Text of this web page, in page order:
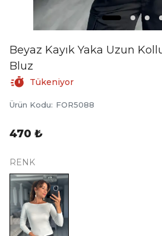
Beyaz Kayık Yaka Uzun
Bluz
Tükeniyor
Ürün Kodu: FOR5088
470 ₺
RENK